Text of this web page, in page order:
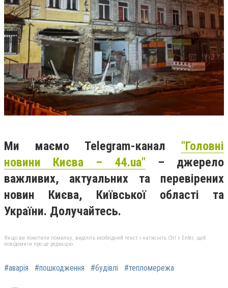
Ми маємо Telegram-канал "Головні
новини Києва – 44.ua" – джерело
важливих, актуальних та перевірених
новин Києва, Київської області та
України. Долучайтесь.
Якщо ви помітили помилку, виділіть необхідний текст і натисніть Ctrl + Enter, щоб
повідомити про це редакцію
#аварія #пошкодження #будівлі #тепломережа